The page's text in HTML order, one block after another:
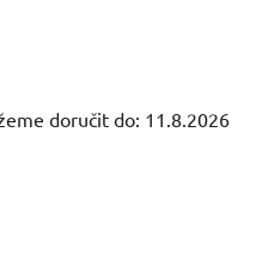
doručit do: 11.8.2026